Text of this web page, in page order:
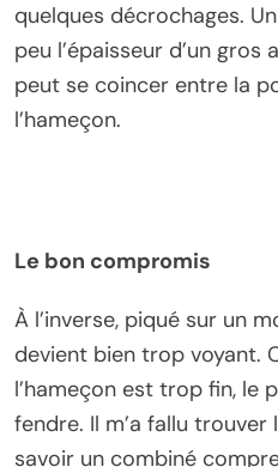
quelques décrochages.
peu l’épaisseur d’un
peut se coincer entre la
l’hameçon.
Le bon compromis
À l’inverse, piqué sur un
devient bien trop voyant.
l’hameçon est trop fin, le
fendre. Il m’a fallu
savoir un combiné